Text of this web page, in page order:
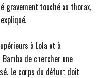
gravement touché au thorax,
à Lola et à
Bamba de chercher une
Le corps du défunt doit